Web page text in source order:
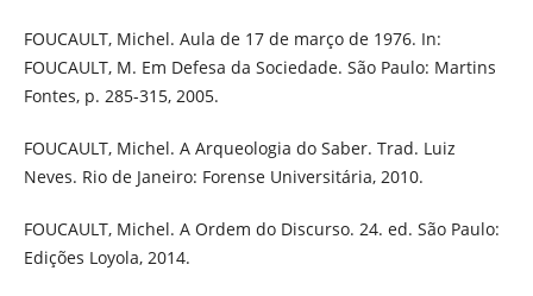
FOUCAULT, Michel. Aula de 17 de março de 1976. In:
FOUCAULT, M. Em Defesa da Sociedade. São Paulo: Martins
Fontes, p. 285-315, 2005.
FOUCAULT, Michel. A Arqueologia do Saber. Trad. Luiz
Neves. Rio de Janeiro: Forense Universitária, 2010.
FOUCAULT, Michel. A Ordem do Discurso. 24. ed. São Paulo:
Edições Loyola, 2014.